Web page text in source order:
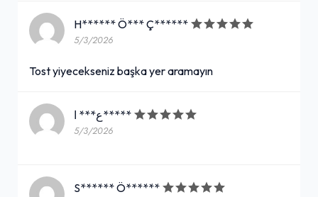
H****** Ö*** Ç******
5/3/2026
Tost yiyecekseniz başka yer aramayın
ع*** ا*****
5/3/2026
S****** Ö******